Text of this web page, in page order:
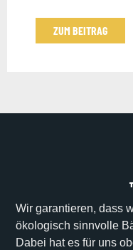
ZUM BEITRAG
Wir garantieren, dass
ökologisch sinnvolle
Dabei hat es für uns